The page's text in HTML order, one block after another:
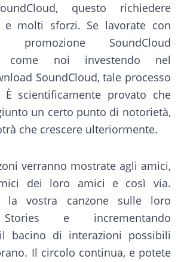
questo richiedere
molti sforzi. Se lavorate con
SoundCloud
come noi investendo nel
SoundCloud, tale processo
È scientificamente provato che
un certo punto di notorietà,
che crescere ulteriormente.
verranno mostrate agli amici,
dei loro amici e così via.
la vostra canzone sulle loro
e incrementando
bacino di interazioni possibili
Il circolo continua, e potete